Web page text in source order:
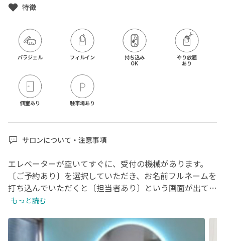
特徴
パラジェル フィルイン
持ち込み
OK
やり放題
あり
個室あり 駐車場あり
サロンについて・注意事項
エレベーターが空いてすぐに、受付の機械があります。
〔ご予約あり〕を選択していただき、お名前フルネームを
打ち込んでいただくと〔担当者あり〕という画面が出てく
るのでそちらをタップして下さい。
お時間までお待ちください🤍
もっと読む